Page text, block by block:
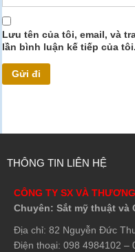
Lưu tên của tôi, email, và
lần bình luận kế tiếp của tôi.
THÔNG TIN LIÊN HỆ
CÔNG TY SX VÀ
Chuyên: Sắt mỹ thuật và
Địa chỉ: 82 Nguyễn Đức
Điện thoại: 098 4984102 –